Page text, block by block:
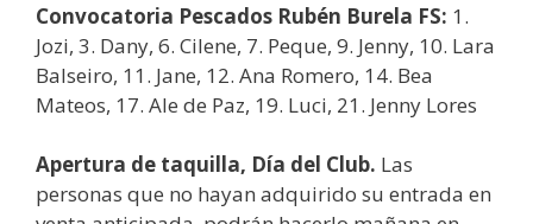
Convocatoria Pescados Rubén Burela FS: 1.
Jozi, 3. Dany, 6. Cilene, 7. Peque, 9. Jenny, 10. Lara
Balseiro, 11. Jane, 12. Ana Romero, 14. Bea
Mateos, 17. Ale de Paz, 19. Luci, 21. Jenny Lores
Apertura de taquilla, Día del Club. Las
personas que no hayan adquirido su entrada en